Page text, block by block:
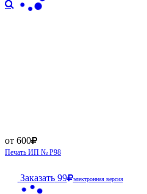
от 600
Печать ИП № Р98
Заказать 99 электронная версия